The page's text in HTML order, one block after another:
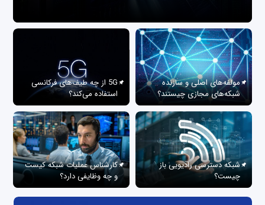
مولفه‌های اصلی و سازنده
شبکه‌های مجازی چیستند؟
5G از چه طیف‌های فرکانسی
استفاده می‌کند؟
شبکه دسترسی رادیویی باز
چیست؟
کارشناس عملیات شبکه کیست
و چه وظایفی دارد؟